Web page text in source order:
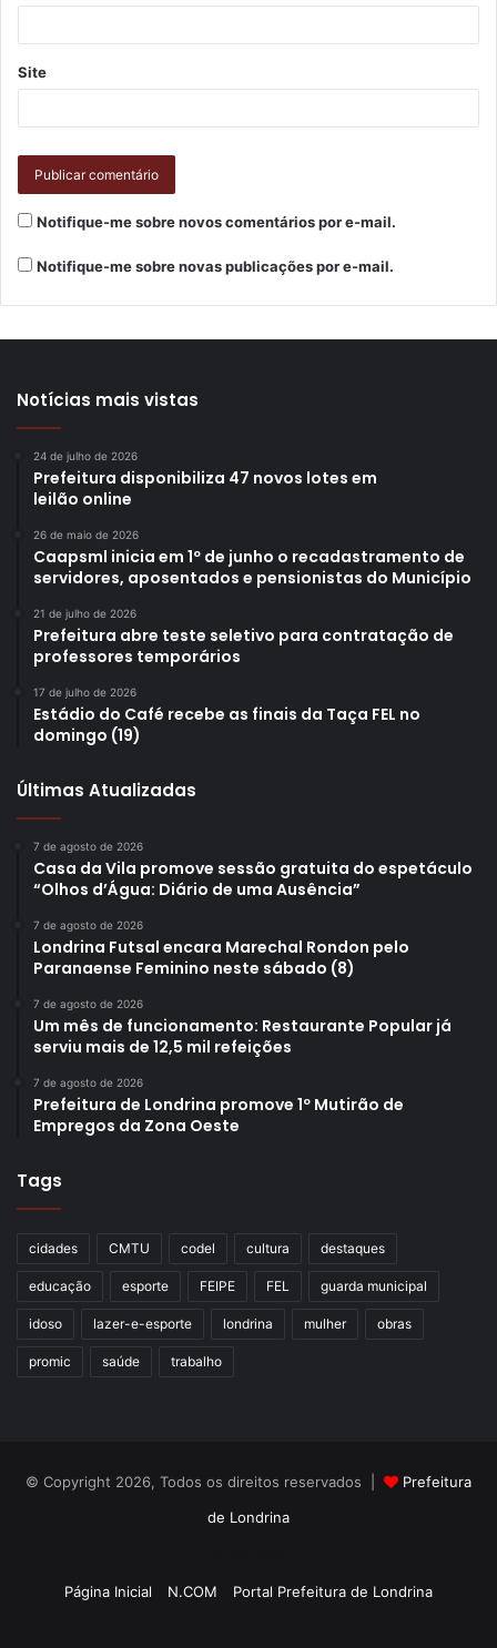
Site
Notifique-me sobre novos comentários por e-mail.
Notifique-me sobre novas publicações por e-mail.
Notícias mais vistas
24 de julho de 2026
Prefeitura disponibiliza 47 novos lotes em
leilão online
26 de maio de 2026
Caapsml inicia em 1º de junho o recadastramento de
servidores, aposentados e pensionistas do Município
21 de julho de 2026
Prefeitura abre teste seletivo para contratação de
professores temporários
17 de julho de 2026
Estádio do Café recebe as finais da Taça FEL no
domingo (19)
Últimas Atualizadas
7 de agosto de 2026
Casa da Vila promove sessão gratuita do espetáculo
“Olhos d’Água: Diário de uma Ausência”
7 de agosto de 2026
Londrina Futsal encara Marechal Rondon pelo
Paranaense Feminino neste sábado (8)
7 de agosto de 2026
Um mês de funcionamento: Restaurante Popular já
serviu mais de 12,5 mil refeições
7 de agosto de 2026
Prefeitura de Londrina promove 1º Mutirão de
Empregos da Zona Oeste
Tags
cidades CMTU codel cultura destaques
educação esporte FEIPE FEL guarda municipal
idoso lazer-e-esporte londrina mulher obras
promic saúde trabalho
© Copyright 2026, Todos os direitos reservados |
Prefeitura
de Londrina
Página Inicial N.COM Portal Prefeitura de Londrina